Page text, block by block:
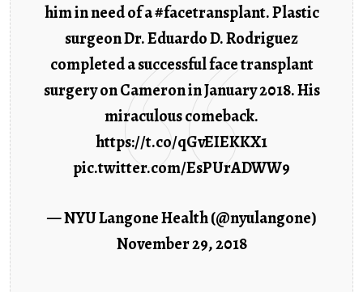
him in need of a#facetransplant. Plastic
surgeon Dr. Eduardo D. Rodriguez
completed a successful face transplant
surgery on Cameron in January 2018. His
miraculous comeback.
https://t.co/qGvEIEKKX1
pic.twitter.com/EsPUrADWW9
— NYU Langone Health (@nyulangone)
November 29, 2018